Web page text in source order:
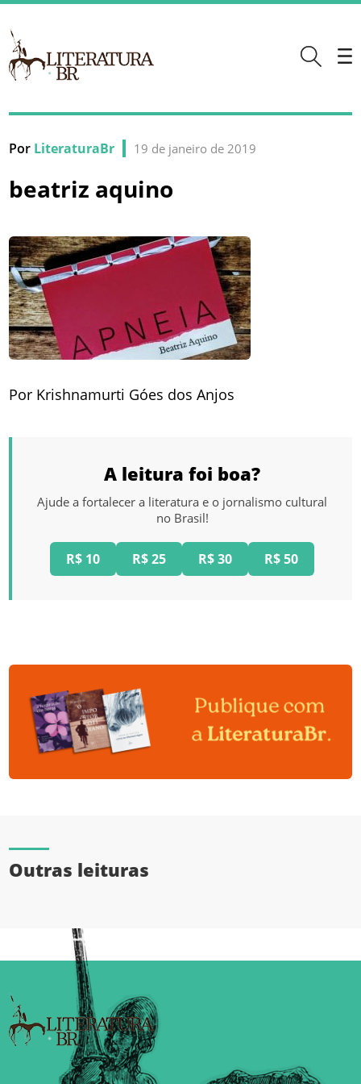
Por LiteraturaBr 19 de janeiro de 2019
beatriz aquino
Por Krishnamurti Góes dos Anjos
A leitura foi boa?
Ajude a fortalecer a literatura e o jornalismo cultural
no Brasil!
R$ 10 R$ 25 R$ 30 R$ 50
Outras leituras